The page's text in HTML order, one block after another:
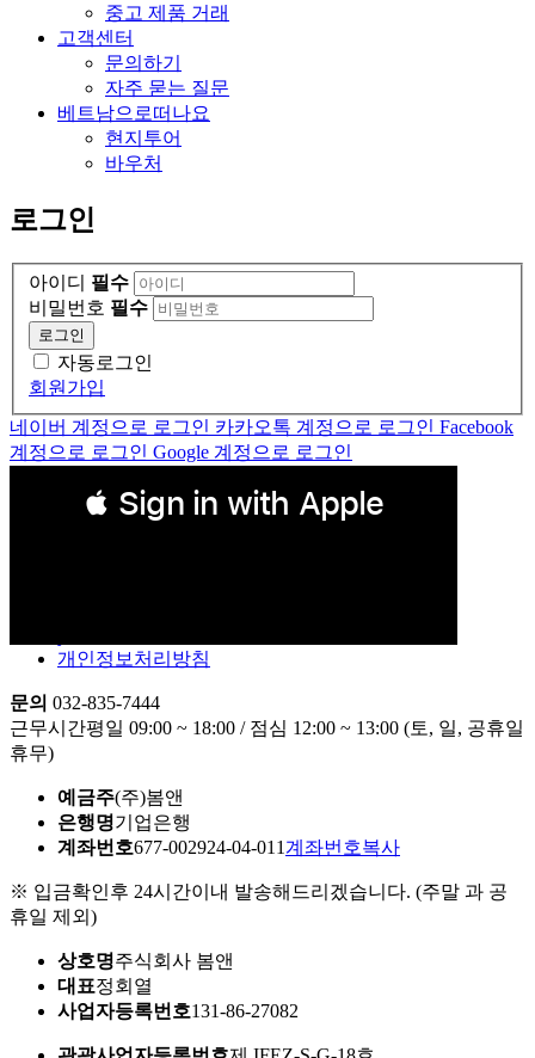
중고 제품 거래
고객센터
문의하기
자주 묻는 질문
베트남으로떠나요
현지투어
바우처
로그인
아이디 필수
비밀번호 필수
로그인
자동로그인
회원가입
네이버 계정으로 로그인 카카오톡 계정으로 로그인 Facebook
계정으로 로그인 Google 계정으로 로그인
 Sign in with Apple
개인정보처리방침
문의 032-835-7444
근무시간평일 09:00 ~ 18:00 / 점심 12:00 ~ 13:00 (토, 일, 공휴일
휴무)
예금주(주)봄앤
은행명기업은행
계좌번호677-002924-04-011계좌번호복사
※ 입금확인후 24시간이내 발송해드리겠습니다. (주말 과 공
휴일 제외)
상호명주식회사 봄앤
대표정회열
사업자등록번호131-86-27082